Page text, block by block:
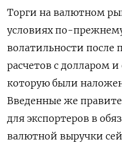
Торги на валютном
условиях по-
волатильности после
расчетов с долларом
которую были
Введенные же
для экспортеров в
валютной выручки